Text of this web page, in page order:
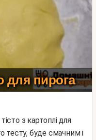
для пирога
тесту, буде смачним і